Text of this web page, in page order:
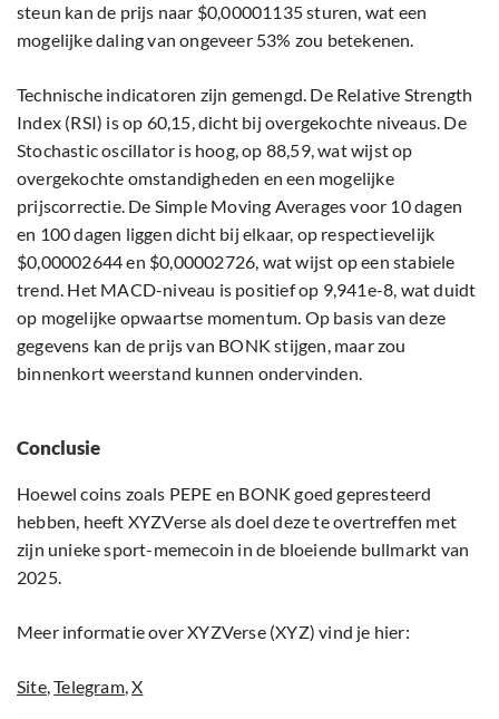
steun kan de prijs naar $0,00001135 sturen, wat een
mogelijke daling van ongeveer 53% zou betekenen.
Technische indicatoren zijn gemengd. De Relative Strength
Index (RSI) is op 60,15, dicht bij overgekochte niveaus. De
Stochastic oscillator is hoog, op 88,59, wat wijst op
overgekochte omstandigheden en een mogelijke
prijscorrectie. De Simple Moving Averages voor 10 dagen
en 100 dagen liggen dicht bij elkaar, op respectievelijk
$0,00002644 en $0,00002726, wat wijst op een stabiele
trend. Het MACD-niveau is positief op 9,941e-8, wat duidt
op mogelijke opwaartse momentum. Op basis van deze
gegevens kan de prijs van BONK stijgen, maar zou
binnenkort weerstand kunnen ondervinden.
Conclusie
Hoewel coins zoals PEPE en BONK goed gepresteerd
hebben, heeft XYZVerse als doel deze te overtreffen met
zijn unieke sport-memecoin in de bloeiende bullmarkt van
2025.
Meer informatie over XYZVerse (XYZ) vind je hier:
Site,Telegram,X